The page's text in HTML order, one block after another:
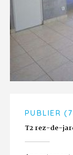
PUBLIER
T2 rez-de-